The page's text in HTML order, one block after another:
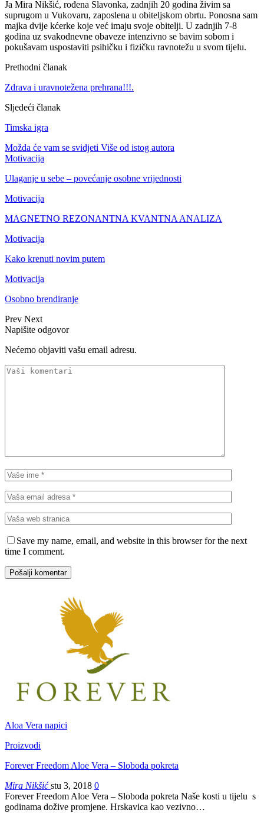
Ja Mira Nikšić, rođena Slavonka, zadnjih 20 godina živim sa
suprugom u Vukovaru, zaposlena u obiteljskom obrtu. Ponosna sam
majka dvije kćerke koje već imaju svoje obitelji. U zadnjih 7-8
godina uz svakodnevne obaveze intenzivno se bavim sobom i
pokušavam uspostaviti psihičku i fizičku ravnotežu u svom tijelu.
Prethodni članak
Zdrava i uravnotežena prehrana!!!.
Sljedeći članak
Timska igra
Možda će vam se svidjeti Više od istog autora
Motivacija
Ulaganje u sebe – povećanje osobne vrijednosti
Motivacija
MAGNETNO REZONANTNA KVANTNA ANALIZA
Motivacija
Kako krenuti novim putem
Motivacija
Osobno brendiranje
Prev Next
Napišite odgovor
Nećemo objaviti vašu email adresu.
Save my name, email, and website in this browser for the next
time I comment.
Aloa Vera napici
Proizvodi
Forever Freedom Aloe Vera – Sloboda pokreta
Mira Nikšićstu 3, 2018 0
Forever Freedom Aloe Vera – Sloboda pokreta Naše kosti u tijelu s
godinama dožive promjene. Hrskavica kao vezivno…